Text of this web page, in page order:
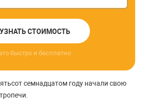
УЗНАТЬ СТОИМОСТЬ
это быстро и бесплатно
семнадцатом году начали свою